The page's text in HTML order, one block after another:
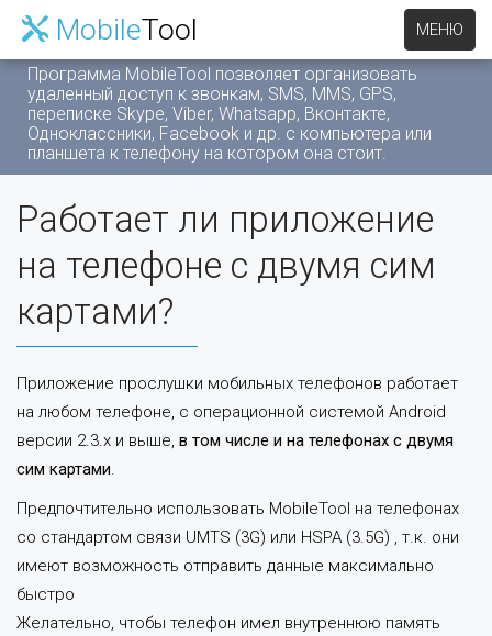
Программа MobileTool позволяет организовать
удаленный доступ к звонкам, SMS, MMS, GPS,
переписке Skype, Viber, Whatsapp, Вконтакте,
Одноклассники, Facebook и др. c компьютера или
планшета к телефону на котором она стоит.
МЕНЮ
MobileTool
Работает ли приложение
на телефоне с двумя сим
картами?
Приложение прослушки мобильных телефонов работает
на любом телефоне, с операционной системой Android
версии 2.3.x и выше, в том числе и на телефонах с двумя
сим картами.
Предпочтительно использовать MobileTool на телефонах
со стандартом связи UMTS (3G) или HSPA (3.5G) , т.к. они
имеют возможность отправить данные максимально
быстро
Желательно, чтобы телефон имел внутреннюю память